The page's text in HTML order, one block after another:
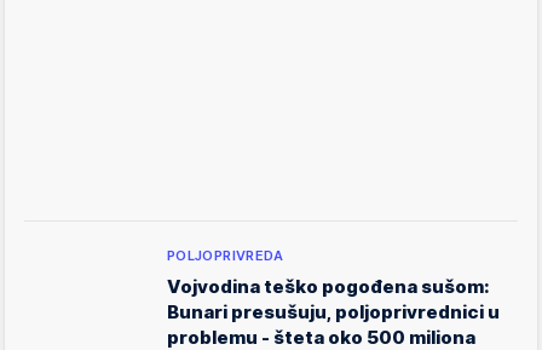
POLJOPRIVREDA
Vojvodina teško pogođena sušom:
Bunari presušuju, poljoprivrednici u
problemu - šteta oko 500 miliona